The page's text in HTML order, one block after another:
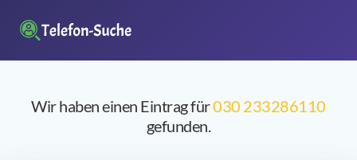
Wir haben einen Eintrag für030 233286110
gefunden.